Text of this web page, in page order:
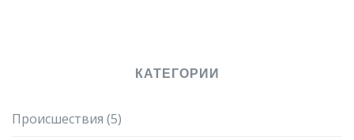
КАТЕГОРИИ
Происшествия (5)